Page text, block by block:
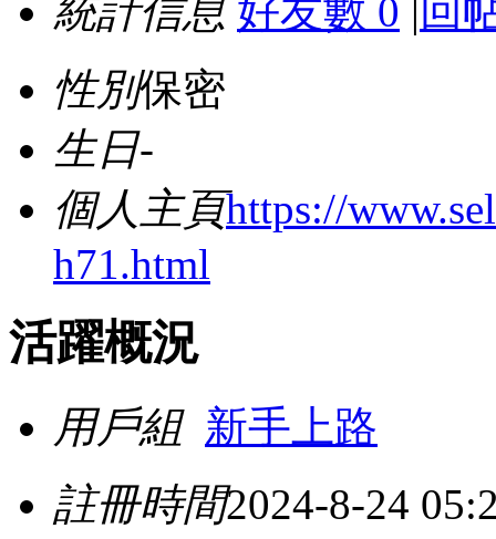
統計信息 好友數 0 | 回
性別保密
生日-
個人主頁https://
h71.html
活躍概況
用戶組 新手上路
註冊時間2024-8-24